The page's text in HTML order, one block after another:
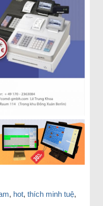
, hot, thích minh tuệ,